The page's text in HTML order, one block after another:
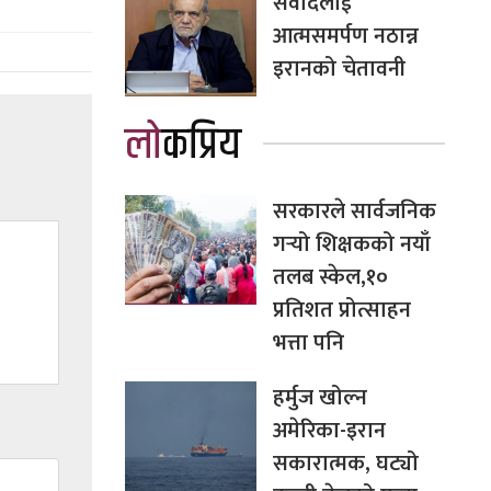
आत्मसमर्पण नठान्न
इरानको चेतावनी
लोकप्रिय
सरकारले सार्वजनिक
गर्‍यो शिक्षकको नयाँ
तलब स्केल,१०
प्रतिशत प्रोत्साहन
भत्ता पनि
हर्मुज खोल्न
अमेरिका-इरान
सकारात्मक, घट्यो